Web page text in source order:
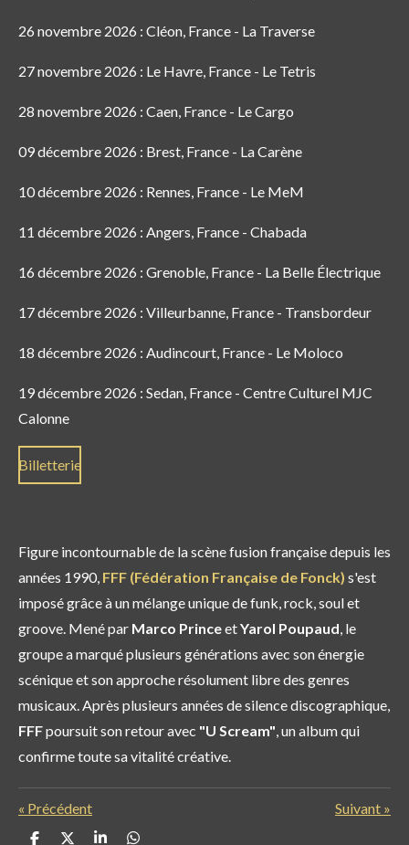
26 novembre 2026 : Cléon, France - La Traverse
27 novembre 2026 : Le Havre, France - Le Tetris
28 novembre 2026 : Caen, France - Le Cargo
09 décembre 2026 : Brest, France - La Carène
10 décembre 2026 : Rennes, France - Le MeM
11 décembre 2026 : Angers, France - Chabada
16 décembre 2026 : Grenoble, France - La Belle Électrique
17 décembre 2026 : Villeurbanne, France - Transbordeur
18 décembre 2026 : Audincourt, France - Le Moloco
19 décembre 2026 : Sedan, France - Centre Culturel MJC
Calonne
Billetterie
Figure incontournable de la scène fusion française depuis les
années 1990, FFF (Fédération Française de Fonck) s'est
imposé grâce à un mélange unique de funk, rock, soul et
groove. Mené par Marco PrinceetYarol Poupaud , le
groupe a marqué plusieurs générations avec son énergie
scénique et son approche résolument libre des genres
musicaux. Après plusieurs années de silence discographique,
FFFpoursuit son retour avec "U Scream" , un album qui
confirme toute sa vitalité créative.
« Précédent Suivant »